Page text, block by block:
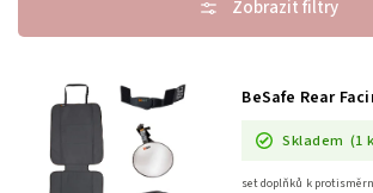
Abecedně
BeSafe Rear
Skladem (1
set doplňků k